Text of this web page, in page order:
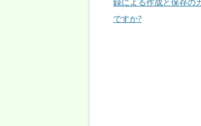
録による作成と保存の
ですか?